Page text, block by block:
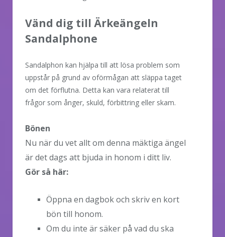
Vänd dig till Ärkeängeln
Sandalphone
Sandalphon kan hjälpa till att lösa problem som
uppstår på grund av oförmågan att släppa taget
om det förflutna. Detta kan vara relaterat till
frågor som ånger, skuld, förbittring eller skam.
Bönen
Nu när du vet allt om denna mäktiga ängel
är det dags att bjuda in honom i ditt liv.
Gör så här:
Öppna en dagbok och skriv en kort
bön till honom.
Om du inte är säker på vad du ska